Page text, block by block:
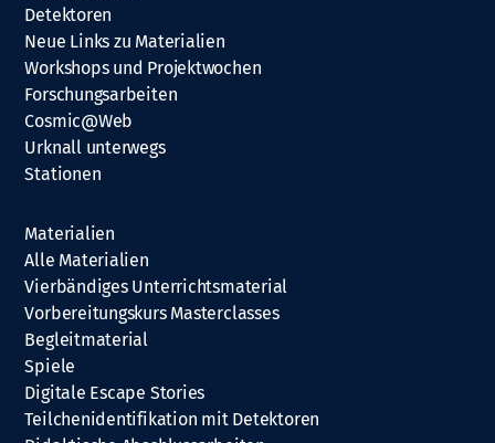
Detektoren
Neue Links zu Materialien
Workshops und Projektwochen
Forschungsarbeiten
Cosmic@Web
Urknall unterwegs
Stationen
Materialien
Alle Materialien
Vierbändiges Unterrichtsmaterial
Vorbereitungskurs Masterclasses
Begleitmaterial
Spiele
Digitale Escape Stories
Teilchenidentifikation mit Detektoren